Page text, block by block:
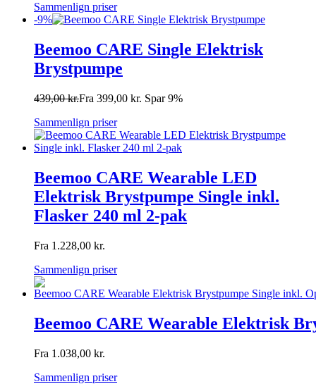
Sammenlign priser
-9%
Beemoo CARE Single Elektrisk
Brystpumpe
439,00kr.Fra 399,00 kr. Spar 9%
Sammenlign priser
Beemoo CARE Wearable LED
Elektrisk Brystpumpe Single inkl.
Flasker 240 ml 2-pak
Fra 1.228,00 kr.
Sammenlign priser
Beemoo CARE Wearable Elektrisk
Fra 1.038,00 kr.
Sammenlign priser